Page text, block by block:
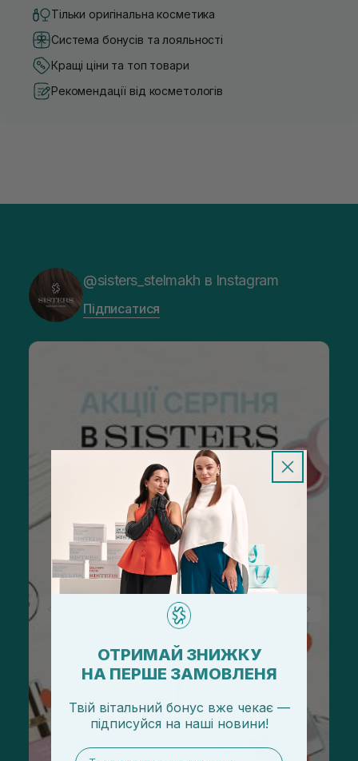
Тільки оригінальна косметика
Система бонусів та лояльності
Кращі ціни та топ товари
Рекомендації від косметологів
@sisters_stelmakh в Instagram
Підписатися
ОТРИМАЙ ЗНИЖКУ
НА ПЕРШЕ ЗАМОВЛЕНЯ
Твій вітальний бонус вже чекає —
підписуйся на наші новини!
email